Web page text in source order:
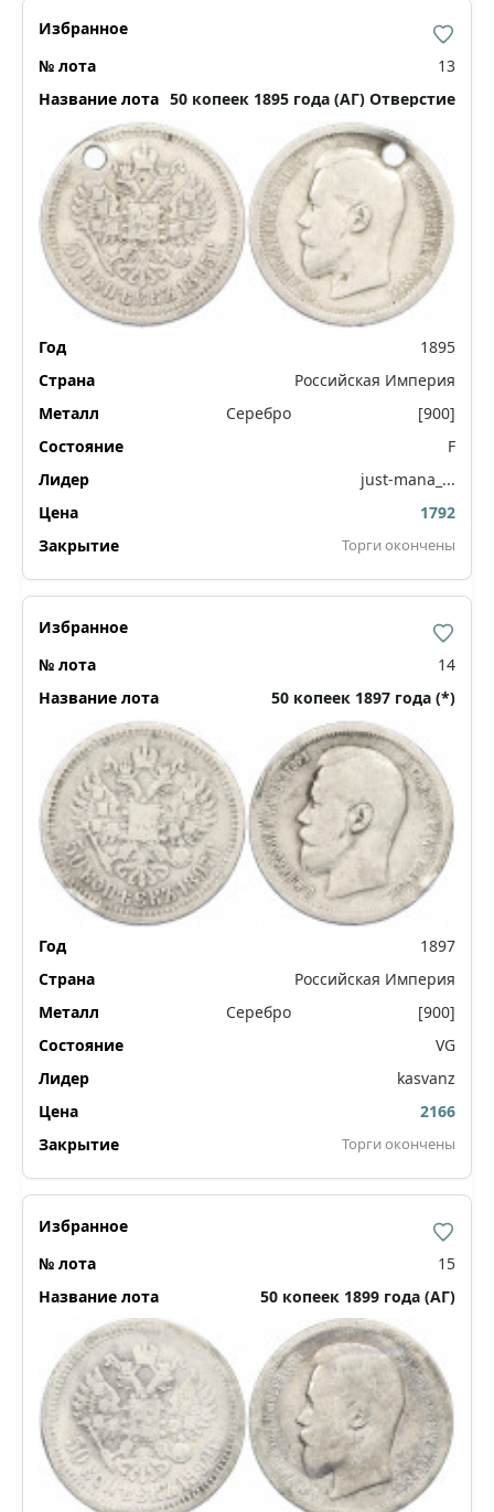
13
50 копеек 1895 года (АГ) Отверстие
1895
Российская Империя
Серебро
[900]
F
just-mana_...
1792
Торги окончены
14
50 копеек 1897 года (*)
1897
Российская Империя
Серебро
[900]
VG
kasvanz
2166
Торги окончены
15
50 копеек 1899 года (АГ)